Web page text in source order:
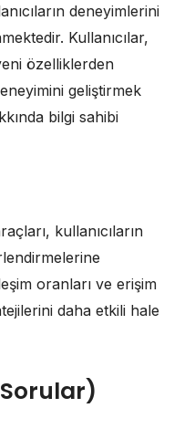
deneyimlerini
Kullanıcılar,
özelliklerden
geliştirmek
bilgi sahibi
kullanıcıların
oranları ve erişim
daha etkili hale
Sorular)